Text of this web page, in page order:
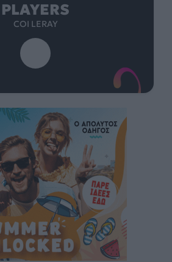
PLAYERS
COI LERAY